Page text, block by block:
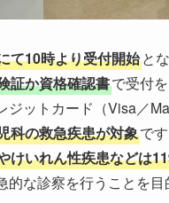
て10時より受付開始と
証か資格確認書で受付
ジットカード（Visa／
科の救急疾患が対象で
けいれん性疾患などは
的な診察を行うことを